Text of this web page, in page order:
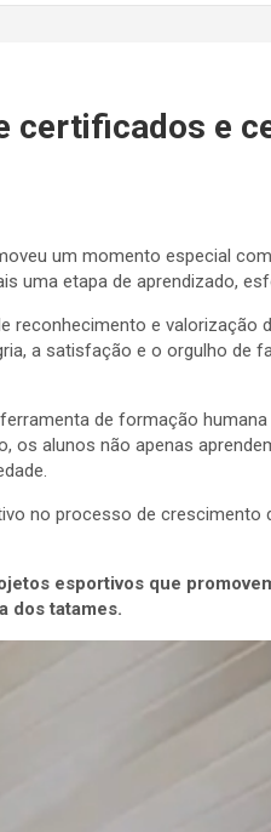
e
um momento especial
uma etapa de aprendizado,
reconhecimento e
a satisfação e o orgulho de
de formação
os alunos não apenas
no processo de
esportivos que
dos tatames.